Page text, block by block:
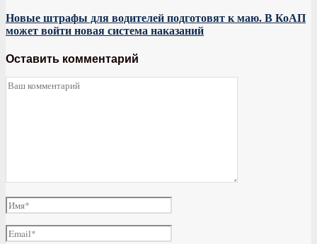
Новые штрафы для водителей подготовят к маю. В КоАП
может войти новая система наказаний
Оставить комментарий